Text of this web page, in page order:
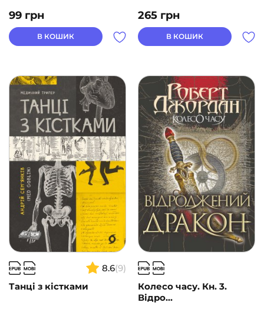
99 грн
В КОШИК
265 грн
В КОШИК
8.6(9)
Танці з кістками
Колесо часу. Кн. 3.
Відро...